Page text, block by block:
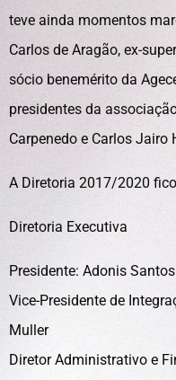
teve ainda momentos
Carlos de Aragão, ex-
sócio benemérito da
presidentes da
Carpenedo e Carlos Jairo
A Diretoria 2017/2020
Diretoria Executiva
Presidente: Adonis
Vice-Presidente de
Muller
Diretor Administrativo e